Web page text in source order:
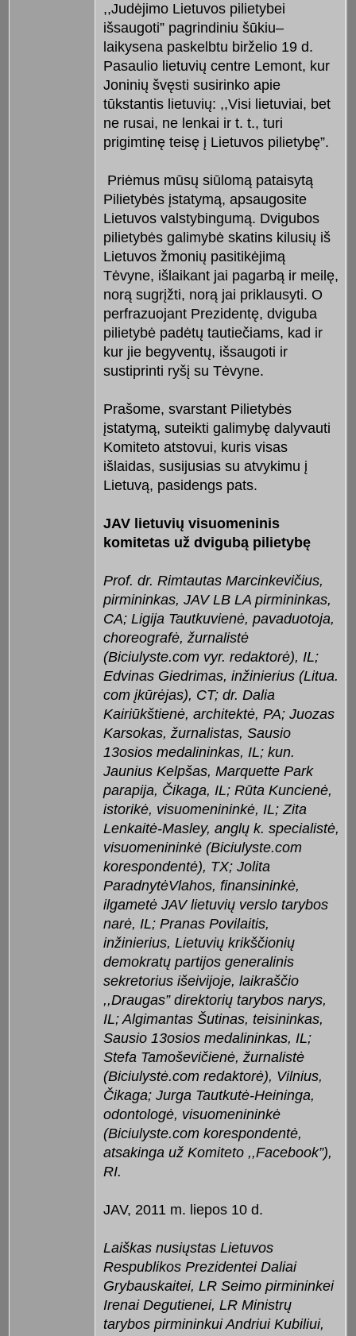
,,Judėjimo Lietuvos pilietybei
išsaugoti” pagrindiniu šūkiu–
laikysena paskelbtu birželio 19 d.
Pasaulio lietuvių centre Lemont, kur
Joninių švęsti susirinko apie
tūkstantis lietuvių: ,,Visi lietuviai, bet
ne rusai, ne lenkai ir t. t., turi
prigimtinę teisę į Lietuvos pilietybę”.
Priėmus mūsų siūlomą pataisytą
Pilietybės įstatymą, apsaugosite
Lietuvos valstybingumą. Dvigubos
pilietybės galimybė skatins kilusių iš
Lietuvos žmonių pasitikėjimą
Tėvyne, išlaikant jai pagarbą ir meilę,
norą sugrįžti, norą jai priklausyti. O
perfrazuojant Prezidentę, dviguba
pilietybė padėtų tautiečiams, kad ir
kur jie begyventų, išsaugoti ir
sustiprinti ryšį su Tėvyne.
Prašome, svarstant Pilietybės
įstatymą, suteikti galimybę dalyvauti
Komiteto atstovui, kuris visas
išlaidas, susijusias su atvykimu į
Lietuvą, pasidengs pats.
JAV lietuvių visuomeninis
komitetas už dvigubą pilietybę
Prof. dr. Rimtautas Marcinkevičius,
pirmininkas, JAV LB LA pirmininkas,
CA; Ligija Tautkuvienė, pavaduotoja,
choreografė, žurnalistė
(Biciulyste.com vyr. redaktorė), IL;
Edvinas Giedrimas, inžinierius (Litua.
com įkūrėjas), CT; dr. Dalia
Kairiūkštienė, architektė, PA; Juozas
Karsokas, žurnalistas, Sausio
13osios medalininkas, IL; kun.
Jaunius Kelpšas, Marquette Park
parapija, Čikaga, IL; Rūta Kuncienė,
istorikė, visuomenininkė, IL; Zita
Lenkaitė-Masley, anglų k. specialistė,
visuomenininkė (Biciulyste.com
korespondentė), TX; Jolita
ParadnytėVlahos, finansininkė,
ilgametė JAV lietuvių verslo tarybos
narė, IL; Pranas Povilaitis,
inžinierius, Lietuvių krikščionių
demokratų partijos generalinis
sekretorius išeivijoje, laikraščio
,,Draugas” direktorių tarybos narys,
IL; Algimantas Šutinas, teisininkas,
Sausio 13osios medalininkas, IL;
Stefa Tamoševičienė, žurnalistė
(Biciulystė.com redaktorė), Vilnius,
Čikaga; Jurga Tautkutė-Heininga,
odontologė, visuomenininkė
(Biciulyste.com korespondentė,
atsakinga už Komiteto ,,Facebook”),
RI.
JAV, 2011 m. liepos 10 d.
Laiškas nusiųstas Lietuvos
Respublikos Prezidentei Daliai
Grybauskaitei, LR Seimo pirmininkei
Irenai Degutienei, LR Ministrų
tarybos pirmininkui Andriui Kubiliui,